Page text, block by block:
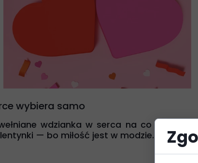
Spódnice
Sukienki
T-shirty
wybiera samo
wdzianka w serca na co dzień i w
— bo miłość jest w modzie....